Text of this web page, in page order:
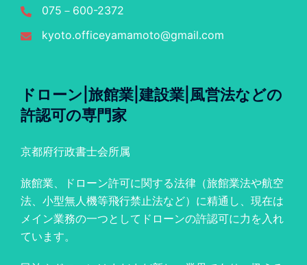
075－600-2372
kyoto.officeyamamoto@gmail.com
ドローン|旅館業|建設業|風営法などの
許認可の専門家
京都府行政書士会所属
旅館業、ドローン許可に関する法律（旅館業法や航空
法、小型無人機等飛行禁止法など）に精通し、現在は
メイン業務の一つとしてドローンの許認可に力を入れ
ています。